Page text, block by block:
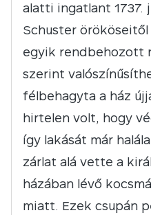
alatti ingatlant 1737.
Schuster örököseitől
egyik rendbehozott
szerint
félbehagyta a ház
hirtelen volt, hogy
így lakását már
zárlat alá vette a
házában lévő
miatt. Ezek csupán